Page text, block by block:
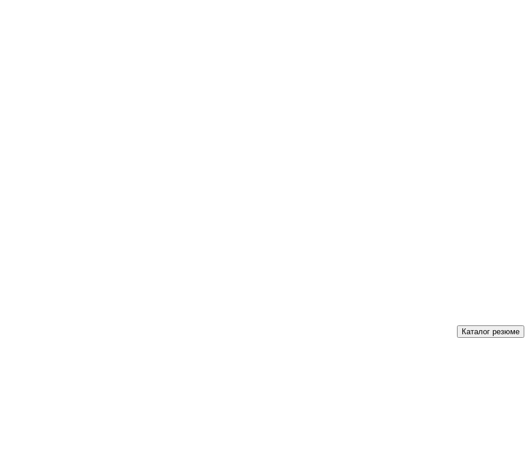
Каталог резюме